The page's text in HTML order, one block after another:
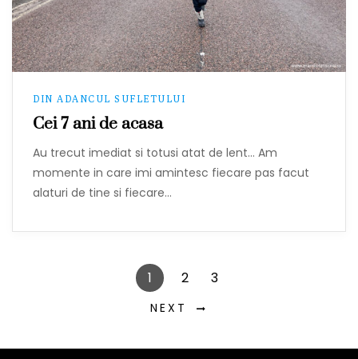
DIN ADANCUL SUFLETULUI
Cei 7 ani de acasa
Au trecut imediat si totusi atat de lent… Am
momente in care imi amintesc fiecare pas facut
alaturi de tine si fiecare…
1 2 3
NEXT